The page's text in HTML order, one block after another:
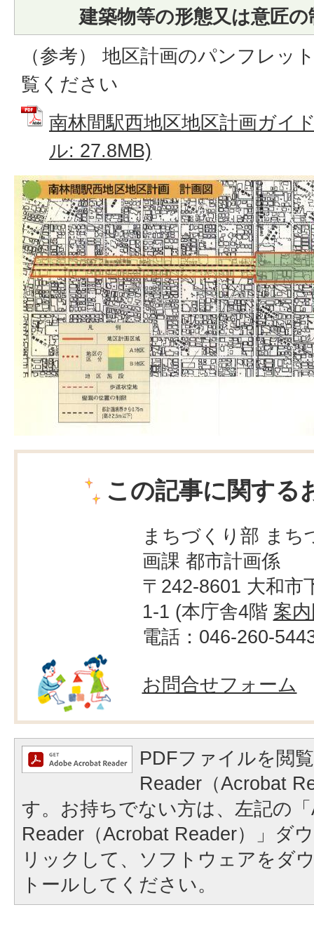
建築物等の形態又は意匠の
（参考） 地区計画のパンフレッ
覧ください
南林間駅西地区地区計画ガイ
ル: 27.8MB)
この記事に関する
まちづくり部 まち
画課 都市計画係
〒242-8601 大和市
1-1 (本庁舎4階 案
電話：046-260-
お問合せフォーム
PDFファイルを閲
Reader（Acrobat
す。お持ちでない方は、左記の
Reader（Acrobat Reader）」ダ
リックして、ソフトウェアをダ
トールしてください。